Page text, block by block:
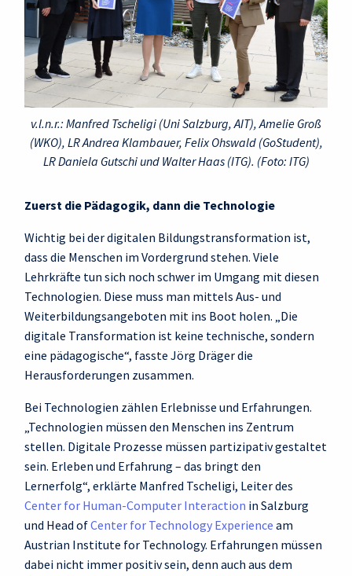
v.l.n.r.: Manfred Tscheligi (Uni Salzburg, AIT), Amelie Groß
(WKO), LR Andrea Klambauer, Felix Ohswald (GoStudent),
LR Daniela Gutschi und Walter Haas (ITG). (Foto: ITG)
Zuerst die Pädagogik, dann die Technologie
Wichtig bei der digitalen Bildungstransformation ist,
dass die Menschen im Vordergrund stehen. Viele
Lehrkräfte tun sich noch schwer im Umgang mit diesen
Technologien. Diese muss man mittels Aus- und
Weiterbildungsangeboten mit ins Boot holen. „Die
digitale Transformation ist keine technische, sondern
eine pädagogische“, fasste Jörg Dräger die
Herausforderungen zusammen.
Bei Technologien zählen Erlebnisse und Erfahrungen.
„Technologien müssen den Menschen ins Zentrum
stellen. Digitale Prozesse müssen partizipativ gestaltet
sein. Erleben und Erfahrung – das bringt den
Lernerfolg“, erklärte Manfred Tscheligi, Leiter des
Center for Human-Computer Interaction in Salzburg
und Head ofCenter for Technology Experience am
Austrian Institute for Technology. Erfahrungen müssen
dabei nicht immer positiv sein, denn auch aus dem